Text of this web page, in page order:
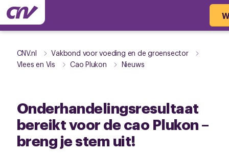
CNV.nl
Vakbond voor voeding en de groensector
Vlees en Vis
Cao Plukon Nieuws
Onderhandelingsresultaat
bereikt voor de cao Plukon –
breng je stem uit!